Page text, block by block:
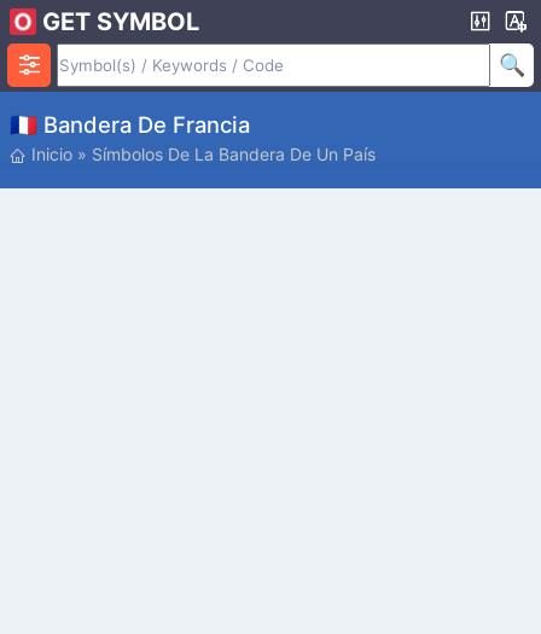
GET SYMBOL
🇫🇷 Bandera De Francia
Inicio » Símbolos De La Bandera De Un País